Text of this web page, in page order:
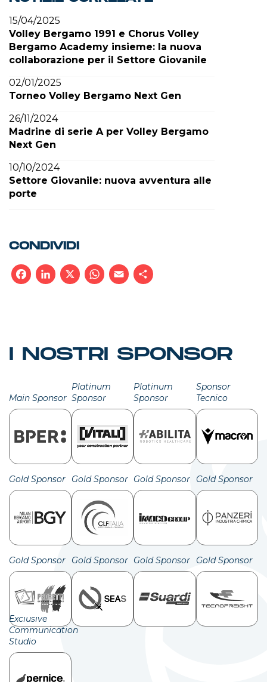
15/04/2025
Volley Bergamo 1991 e Chorus Volley
Bergamo Academy insieme: la nuova
collaborazione per il Settore Giovanile
02/01/2025
Torneo Volley Bergamo Next Gen
26/11/2024
Madrine di serie A per Volley Bergamo
Next Gen
10/10/2024
Settore Giovanile: nuova avventura alle
porte
CONDIVIDI
I NOSTRI SPONSOR
Main Sponsor
Platinum
Sponsor
Platinum
Sponsor
Sponsor
Tecnico
Gold Sponsor Gold Sponsor Gold Sponsor Gold Sponsor
Gold Sponsor Gold Sponsor Gold Sponsor Gold Sponsor
Exclusive
Communication
Studio